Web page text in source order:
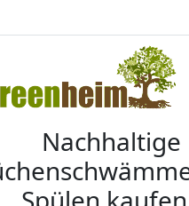
Nachhaltige